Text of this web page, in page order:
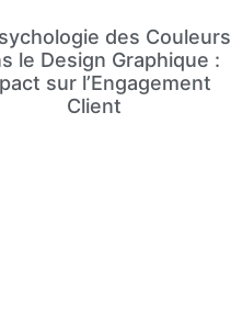
des Couleurs
le Design Graphique :
sur l’Engagement
Client